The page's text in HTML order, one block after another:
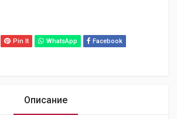
Pin It WhatsApp
Facebook
Описание